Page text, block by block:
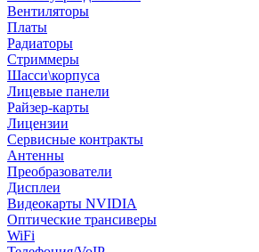
Вентиляторы
Платы
Радиаторы
Стриммеры
Шасси\корпуса
Лицевые панели
Райзер-карты
Лицензии
Сервисные контракты
Антенны
Преобразователи
Дисплеи
Видеокарты NVIDIA
Оптические трансиверы
WiFi